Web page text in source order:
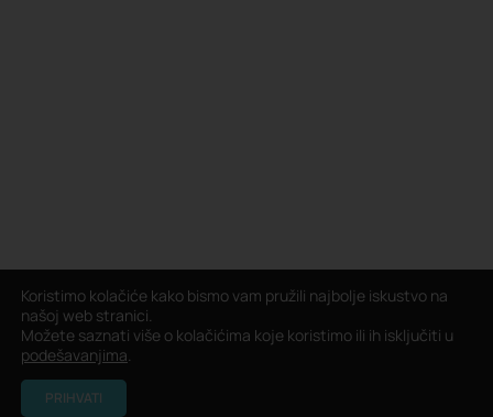
Koristimo kolačiće kako bismo vam pružili najbolje iskustvo na
našoj web stranici.
Možete saznati više o kolačićima koje koristimo ili ih isključiti u
podešavanjima.
PRIHVATI